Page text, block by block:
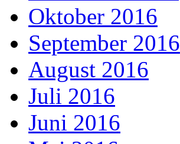
Oktober 2016
September 2016
August 2016
Juli 2016
Juni 2016